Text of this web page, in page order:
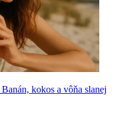
kokos a vôňa slanej